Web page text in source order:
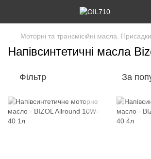
Моторні та трансмісійні масла. Присадки
Напівсинтетичні масла
Фільтр За